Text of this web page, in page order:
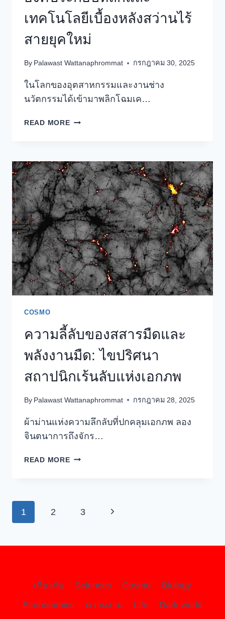
เทคโนโลยีเบื้องหลังสว่านไร้
สายยุคใหม่
By Palawast Wattanaphrommat กรกฎาคม 30, 2025
ในโลกของอุตสาหกรรมและงานช่าง
นวัตกรรมได้เข้ามาพลิกโฉมเค…
READ MOREองค์
เทคโนโลยี
เบื้อง
หลัง
สว่าน
ไร้
สาย
ยุค
ใหม่
COSMO
ความลี้ลับของสสารมืดและ
พลังงานมืด: ไขปริศนา
สถาปนิกเร้นลับแห่งเอกภพ
By Palawast Wattanaphrommat กรกฎาคม 28, 2025
ผ้าม่านแห่งความลึกลับที่ปกคลุมเอกภพ ลอง
จินตนาการถึงจักร…
READ MOREความ
และ
เร้น
แห่ง
Page
1 2 3
Next
เกี่ยวกับ Sciences Cosmo
Biology
Econommics
ความงาม Life Dark world